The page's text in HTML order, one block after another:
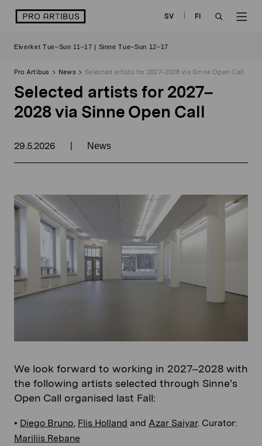
logo SV
FI
Elverket Tue–Sun 11–17 | Sinne Tue–Sun 12–17
Pro Artibus News Selected artists for 2027–2028 via Sinne Open Call
Selected artists for 2027–
2028 via Sinne Open Call
29.5.2026 | News
We look forward to working in 2027–2028 with
the following artists selected through Sinne’s
Open Call organised last Fall:
• Diego Bruno, Flis Holland and Azar Saiyar. Curator:
Mariliis Rebane